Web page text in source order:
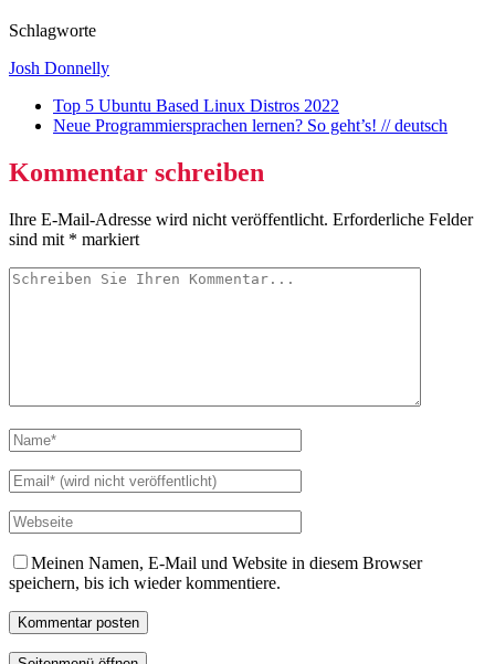
Schlagworte
Josh Donnelly
Top 5 Ubuntu Based Linux Distros 2022
Neue Programmiersprachen lernen? So geht’s! // deutsch
Kommentar schreiben
Ihre E-Mail-Adresse wird nicht veröffentlicht. Erforderliche Felder
sind mit * markiert
Meinen Namen, E-Mail und Website in diesem Browser
speichern, bis ich wieder kommentiere.